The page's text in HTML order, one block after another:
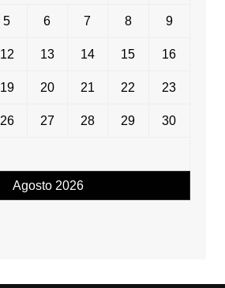
Agosto 2026
5 6 7 8 9
12 13 14 15 16
19 20 21 22 23
26 27 28 29 30